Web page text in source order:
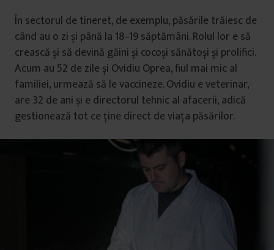
În sectorul de tineret, de exemplu, păsările trăiesc de
când au o zi și până la 18–19 săptămâni. Rolul lor e să
crească și să devină găini și cocoși sănătoși și prolifici.
Acum au 52 de zile și Ovidiu Oprea, fiul mai mic al
familiei, urmează să le vaccineze. Ovidiu e veterinar,
are 32 de ani și e directorul tehnic al afacerii, adică
gestionează tot ce ține direct de viața păsărilor.